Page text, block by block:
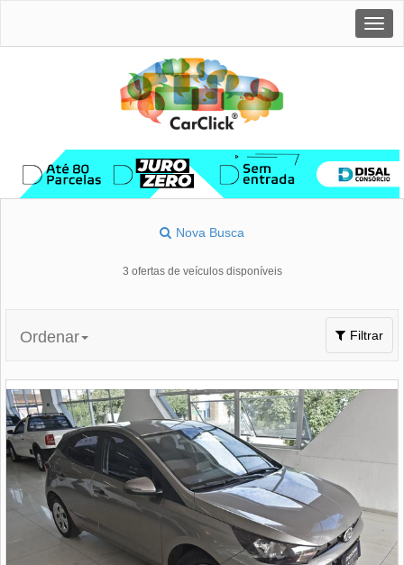
Nova Busca
3 ofertas de veículos disponíveis
Toggle
navigation
Filtrar
Ordenar